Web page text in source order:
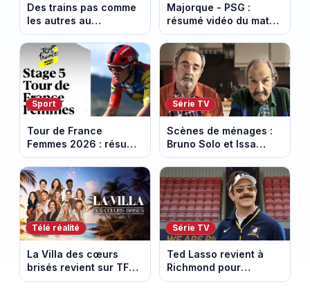
Des trains pas comme
les autres au
Monténégro : Philippe
Gougler sur les rails de
l’Adriatique
Majorque - PSG :
résumé vidéo du match
amical du 5 août 2026
Sport
Tour de France
Femmes 2026 : résumé
vidéo de la 5e étape
entre Mâcon et
Belleville-en-
Beaujolais
Série TV
Scènes de ménages :
Bruno Solo et Issa
Doumbia rejoignent la
saison 18 sur M6
Télé réalité
La Villa des cœurs
brisés revient sur TFX :
voici les candidats de
Série TV
Ted Lasso revient à
Richmond pour
entraîner une équipe